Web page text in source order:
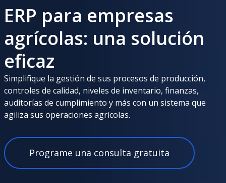
ERP para empresas
agrícolas: una solución
eficaz
Simplifique la gestión de sus procesos de producción,
controles de calidad, niveles de inventario, finanzas,
auditorías de cumplimiento y más con un sistema que
agiliza sus operaciones agrícolas.
Programe una consulta gratuita